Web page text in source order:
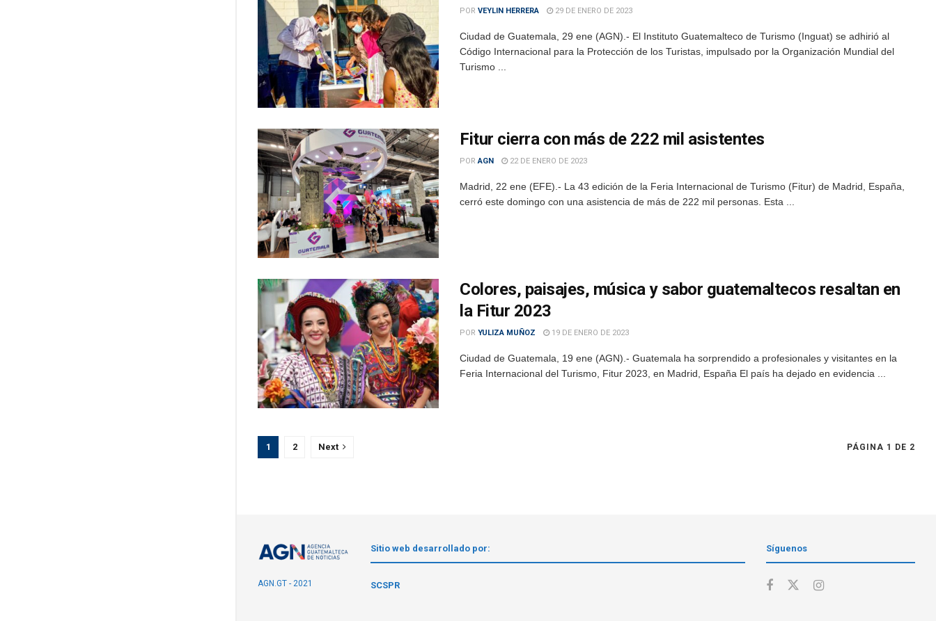
POR VEYLIN HERRERA 29 DE ENERO DE 2023
Ciudad de Guatemala, 29 ene (AGN).- El Instituto Guatemalteco de Turismo (Inguat) se adhirió al
Código Internacional para la Protección de los Turistas, impulsado por la Organización Mundial del
Turismo ...
Fitur cierra con más de 222 mil asistentes
POR AGN 22 DE ENERO DE 2023
Madrid, 22 ene (EFE).- La 43 edición de la Feria Internacional de Turismo (Fitur) de Madrid, España,
cerró este domingo con una asistencia de más de 222 mil personas. Esta ...
Colores, paisajes, música y sabor guatemaltecos resaltan en
la Fitur 2023
POR YULIZA MUÑOZ 19 DE ENERO DE 2023
Ciudad de Guatemala, 19 ene (AGN).- Guatemala ha sorprendido a profesionales y visitantes en la
Feria Internacional del Turismo, Fitur 2023, en Madrid, España El país ha dejado en evidencia ...
PÁGINA 1 DE 2
1 2 Next
AGN.GT - 2021
Sitio web desarrollado por:
SCSPR
Síguenos